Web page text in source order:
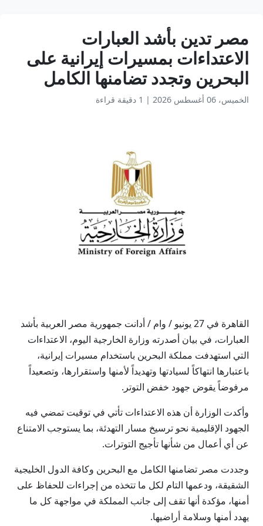
مصر تدين بأشد العبارات
الاعتداءات بمسيرات إيرانية على
البحرين وتجدد تضامنها الكامل
الخميس، 06 أغسطس 2026 | 1 دقيقة قراءة
القاهرة في 27 يونيو / وام / أدانت جمهورية مصر العربية بأشد
العبارات، في بيان أصدرته وزارة الخارجية اليوم، الاعتداءات
التي استهدفت مملكة البحرين باستخدام مسيرات إيرانية،
باعتبارها انتهاكاً لسيادتها وتهديداً لأمنها واستقرارها، وتصعيداً
مرفوضاً يقوض جهود خفض التوتر.
وأكدت الوزارة أن هذه الاعتداءات تأتي في توقيت تمضي فيه
الجهود الإقليمية نحو ترسيخ مسار التهدئة، بما يستوجب الامتناع
عن أي أعمال من شأنها تأجيج التوترات.
وجددت مصر تضامنها الكامل مع البحرين وكافة الدول الخليجية
الشقيقة، ودعمها التام لكل ما تتخذه من إجراءات للحفاظ على
أمنها، مؤكدة أنها تقف إلى جانب المملكة في مواجهة كل ما
يهدد أمنها وسلامة أراضيها.